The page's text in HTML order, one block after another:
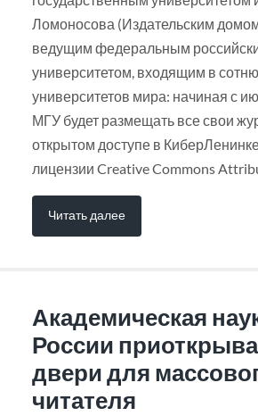
Ломоносова (Издательским
ведущим федеральным
университетом, входящим в
университетов мира: начиная с
МГУ будет размещать все свои
открытом доступе в
лицензии Creative Commons
Читать далее
Академическая
России
двери для
читателя